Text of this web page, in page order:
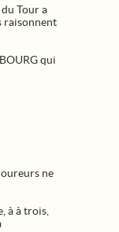
Tour a
raisonnent
qui
ne
à à trois,